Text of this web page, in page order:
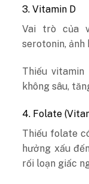
3. Vitamin D
Vai trò của
serotonin, ảnh
Thiếu vitamin
không sâu,
4. Folate
Thiếu folate
hưởng xấu
rối loạn giấc